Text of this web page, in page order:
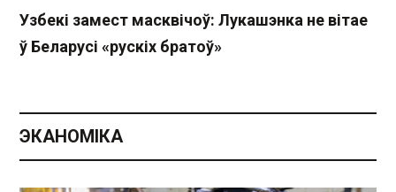
Узбекі замест масквічоў: Лукашэнка не вітае
ў Беларусі «рускіх братоў»
ЭКАНОМІКА